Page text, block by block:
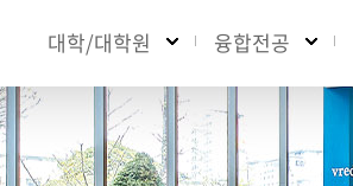
대학/대학원 융합전공